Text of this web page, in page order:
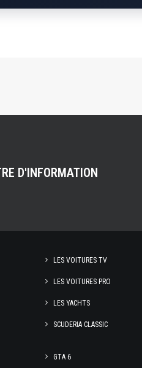
D'INFORMATION
LES VOITURES TV
LES VOITURES PRO
LES YACHTS
SCUDERIA CLASSIC
GTA 6